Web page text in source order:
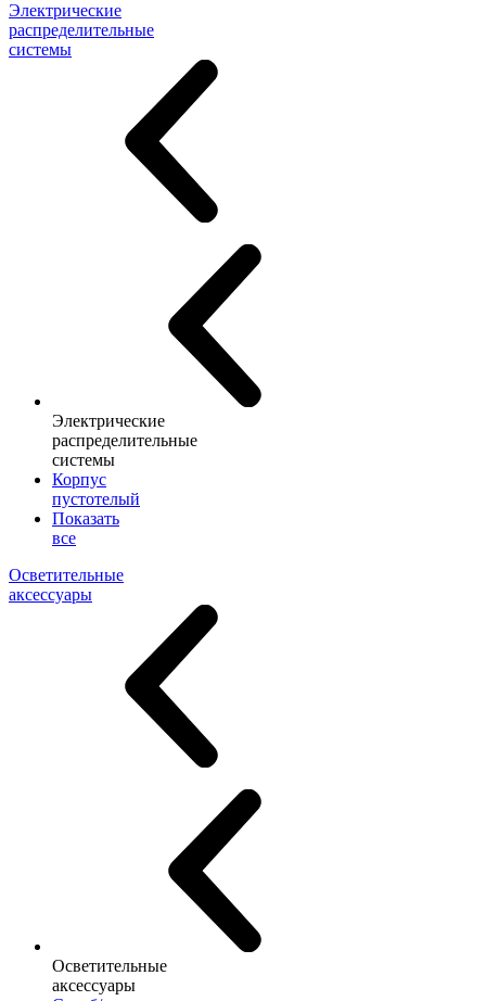
Электрические
распределительные
системы
Электрические
распределительные
системы
Корпус
пустотелый
Показать
все
Осветительные
аксессуары
Осветительные
аксессуары